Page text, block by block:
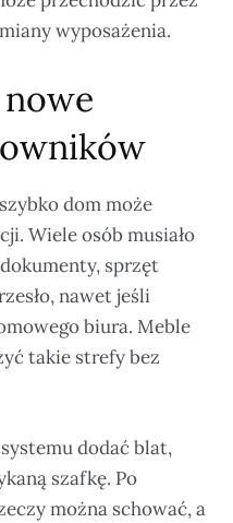
wyposażenia.
dom może
Wiele osób musiało
sprzęt
nawet jeśli
biura. Meble
takie strefy bez
dodać blat,
szafkę. Po
można schować, a